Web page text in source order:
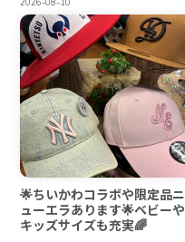
2026-08-10
🌟ちいかわコラボや限定品ニ
ューエラあります🌟ベビーや
キッズサイズも充実🌈